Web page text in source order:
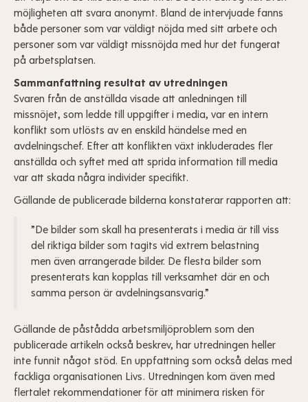
möjligheten att svara anonymt. Bland de intervjuade fanns
både personer som var väldigt nöjda med sitt arbete och
personer som var väldigt missnöjda med hur det fungerat
på arbetsplatsen.
Sammanfattning resultat av utredningen
Svaren från de anställda visade att anledningen till
missnöjet, som ledde till uppgifter i media, var en intern
konflikt som utlösts av en enskild händelse med en
avdelningschef. Efter att konflikten växt inkluderades fler
anställda och syftet med att sprida information till media
var att skada några individer specifikt.
Gällande de publicerade bilderna konstaterar rapporten att:
”De bilder som skall ha presenterats i media är till viss
del riktiga bilder som tagits vid extrem belastning
men även arrangerade bilder. De flesta bilder som
presenterats kan kopplas till verksamhet där en och
samma person är avdelningsansvarig.”
Gällande de påstådda arbetsmiljöproblem som den
publicerade artikeln också beskrev, har utredningen heller
inte funnit något stöd. En uppfattning som också delas med
fackliga organisationen Livs. Utredningen kom även med
flertalet rekommendationer för att minimera risken för